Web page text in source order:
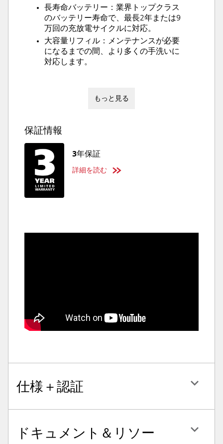
長寿命バッテリー：業界トップクラス
のバッテリー寿命で、最長2年または9
万回の充放電サイクルに対応。
大容量リフィル：メンテナンスが必要
になるまでの間、より多くの手洗いに
対応します。
もっと見る
保証情報
3年保証
詳細を読む
仕様＋認証
ドキュメント＆リソー